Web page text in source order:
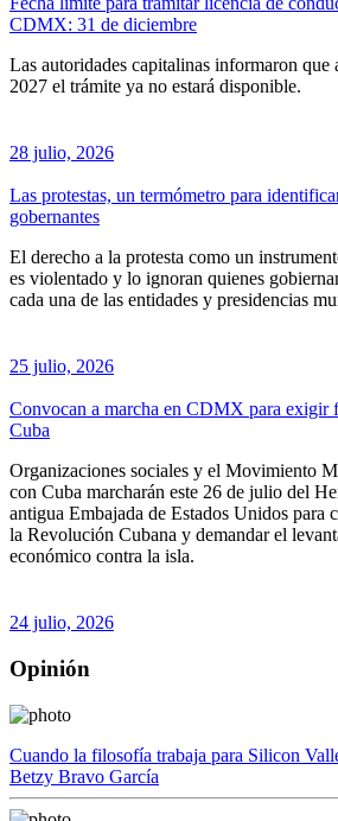
CDMX: 31 de diciembre
Las autoridades capitalinas informaron que
2027 el trámite ya no estará disponible.
28 julio, 2026
Las protestas, un termómetro para
gobernantes
El derecho a la protesta como un
es violentado y lo ignoran quienes
cada una de las entidades y presidencias
25 julio, 2026
Convocan a marcha en CDMX para exigir
Cuba
Organizaciones sociales y el Movimiento
con Cuba marcharán este 26 de julio del
antigua Embajada de Estados Unidos para
la Revolución Cubana y demandar el
económico contra la isla.
24 julio, 2026
Opinión
Cuando la filosofía trabaja para Silicon
Betzy Bravo García